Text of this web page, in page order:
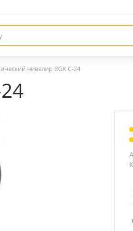
нивелир RGK C-24